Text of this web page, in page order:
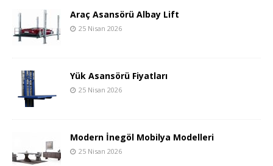
Araç Asansörü Albay Lift
25 Nisan 2026
Yük Asansörü Fiyatları
25 Nisan 2026
Modern İnegöl Mobilya Modelleri
25 Nisan 2026